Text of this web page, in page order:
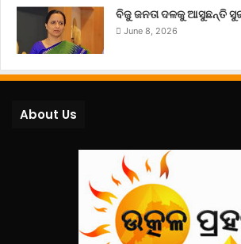
ବିଜୁ ଜନତା ଦଳକୁ ଆସୁଛନ୍ତି
June 8, 2026
About Us